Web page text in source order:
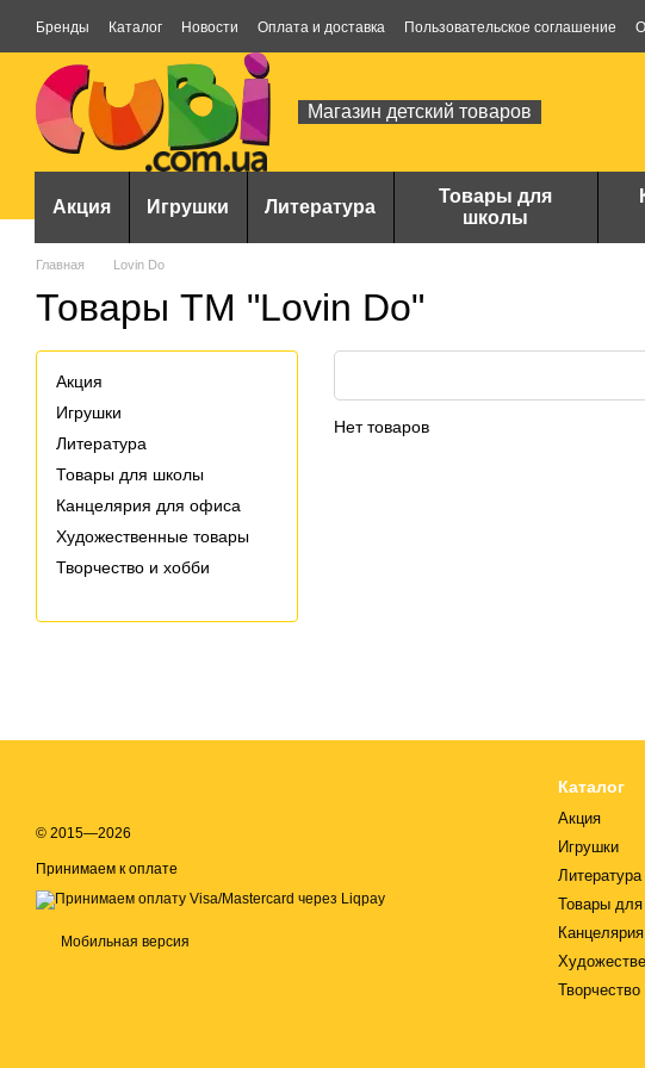
Перейти к основному контенту
Бренды Каталог Новости Оплата и доставка Пользовательское соглашение
Магазин детский товаров
Акция Игрушки Литература
Товары для
школы
Главная Lovin Do
Товары ТМ "Lovin Do"
Нет товаров
Акция
Игрушки
Литература
Товары для школы
Канцелярия для офиса
Художественные товары
Творчество и хобби
© 2015—2026
Принимаем к оплате
Мобильная версия
Каталог
Акция
Игрушки
Литература
Товары